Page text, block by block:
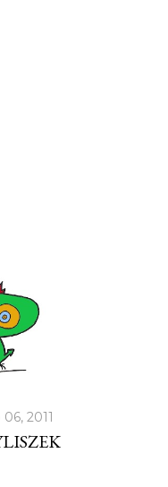
2011